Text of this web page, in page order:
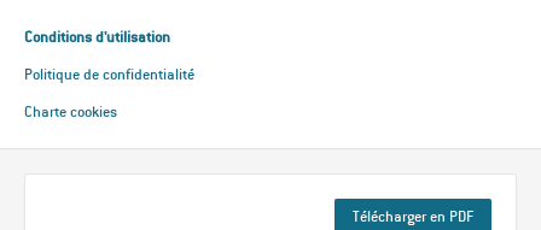
Conditions d'utilisation
Politique de confidentialité
Charte cookies
Télécharger en PDF